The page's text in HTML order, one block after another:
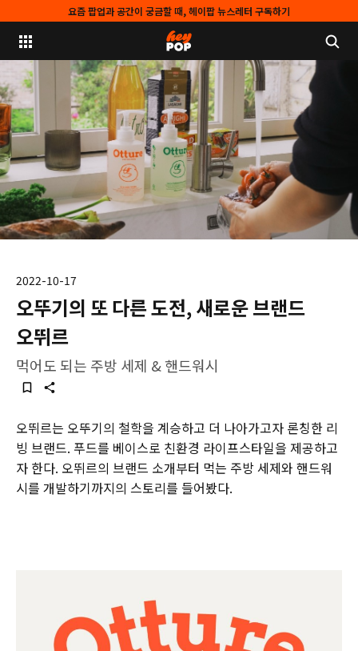
요즘 팝업과 공간이 궁금할 때, 헤이팝 뉴스레터 구독하기
2022-10-17
오뚜기의 또 다른 도전, 새로운 브랜드
오뛰르
먹어도 되는 주방 세제 & 핸드워시
오뛰르는 오뚜기의 철학을 계승하고 더 나아가고자 론칭한 리
빙 브랜드. 푸드를 베이스로 친환경 라이프스타일을 제공하고
자 한다. 오뛰르의 브랜드 소개부터 먹는 주방 세제와 핸드워
시를 개발하기까지의 스토리를 들어봤다.